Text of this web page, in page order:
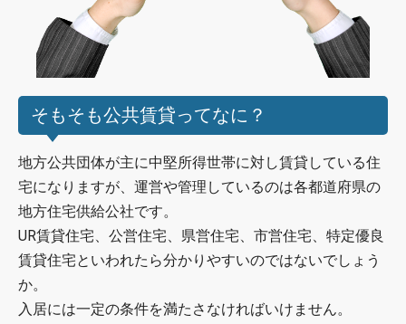
そもそも公共賃貸ってなに？
地方公共団体が主に中堅所得世帯に対し賃貸している住
宅になりますが、運営や管理しているのは各都道府県の
地方住宅供給公社です。
UR賃貸住宅、公営住宅、県営住宅、市営住宅、特定優良
賃貸住宅といわれたら分かりやすいのではないでしょう
か。
入居には一定の条件を満たさなければいけません。